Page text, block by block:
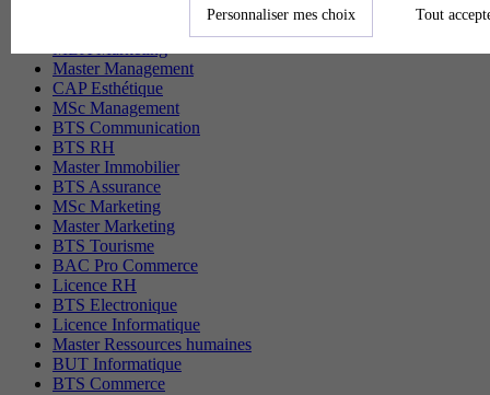
Master Management
CAP Esthétique
MSc Management
BTS Communication
BTS RH
Master Immobilier
BTS Assurance
MSc Marketing
Master Marketing
BTS Tourisme
BAC Pro Commerce
Licence RH
BTS Electronique
Licence Informatique
Master Ressources humaines
BUT Informatique
BTS Commerce
Personnaliser mes choix Tout